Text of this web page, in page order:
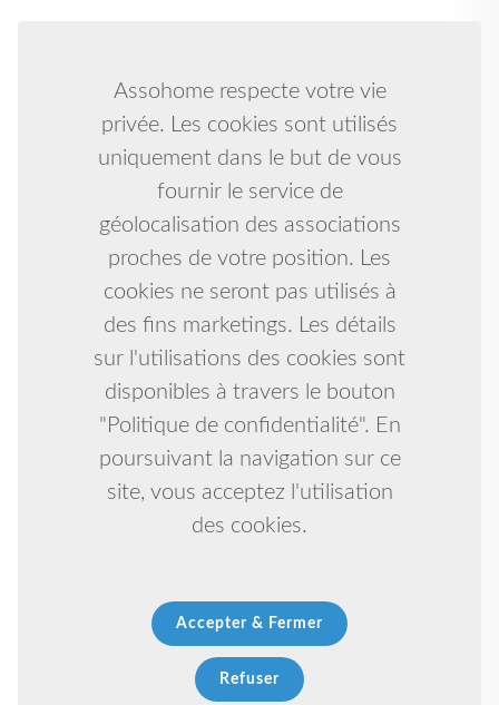
Assohome respecte votre vie
privée. Les cookies sont utilisés
uniquement dans le but de vous
fournir le service de
géolocalisation des associations
proches de votre position. Les
cookies ne seront pas utilisés à
des fins marketings. Les détails
sur l'utilisations des cookies sont
disponibles à travers le bouton
"Politique de confidentialité". En
poursuivant la navigation sur ce
site, vous acceptez l'utilisation
des cookies.
Accepter & Fermer
Refuser